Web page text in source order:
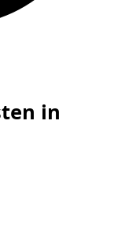
in